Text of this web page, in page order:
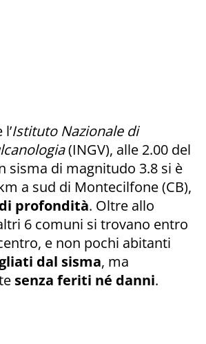
Istituto Nazionale di
(INGV), alle 2.00 del
sisma di magnitudo 3.8 si è
a sud di Montecilfone (CB),
profondità. Oltre allo
6 comuni si trovano entro
e non pochi abitanti
dal sisma, ma
senza feriti né danni.